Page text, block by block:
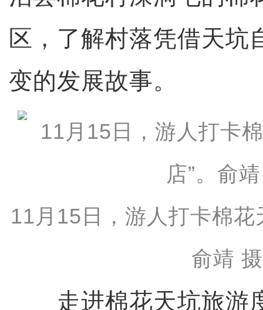
区，了解村落凭借天坑
变的发展故事。
11月15日，游人打卡棉花
俞靖 摄
走进棉花天坑旅游